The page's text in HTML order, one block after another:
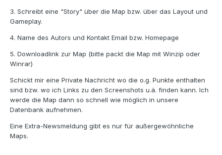
3. Schreibt eine "Story" über die Map bzw. über das Layout und
Gameplay.
4. Name des Autors und Kontakt Email bzw. Homepage
5. Downloadlink zur Map (bitte packt die Map mit Winzip oder
Winrar)
Schickt mir eine Private Nachricht wo die o.g. Punkte enthalten
sind bzw. wo ich Links zu den Screenshots u.ä. finden kann. Ich
werde die Map dann so schnell wie möglich in unsere
Datenbank aufnehmen.
Eine Extra-Newsmeldung gibt es nur für außergewöhnliche
Maps.